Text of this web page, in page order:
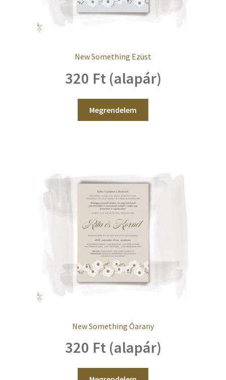
New Something Ezüst
320 Ft (alapár)
Megrendelem
New Something Óarany
320 Ft (alapár)